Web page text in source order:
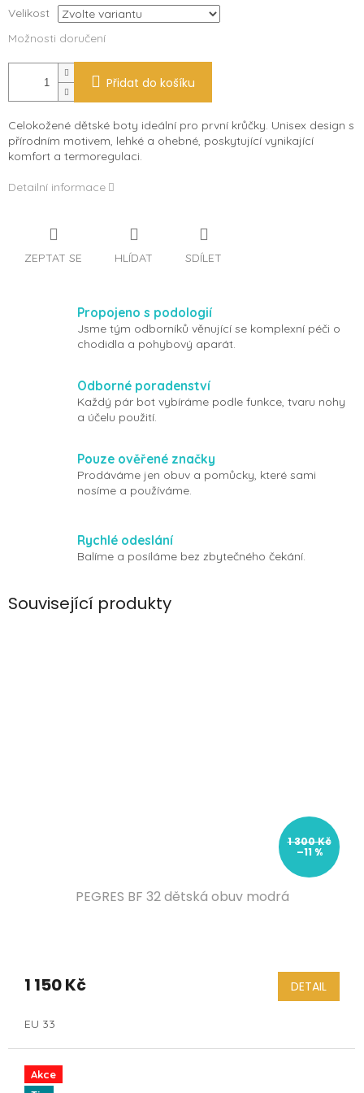
Velikost
Možnosti doručení
Přidat do košíku
Celokožené dětské boty ideální pro první krůčky. Unisex design s
přírodním motivem, lehké a ohebné, poskytující vynikající
komfort a termoregulaci.
Detailní informace
ZEPTAT SE HLÍDAT SDÍLET
Propojeno s podologií
Jsme tým odborníků věnující se komplexní péči o
chodidla a pohybový aparát.
Odborné poradenství
Každý pár bot vybíráme podle funkce, tvaru nohy
a účelu použití.
Pouze ověřené značky
Prodáváme jen obuv a pomůcky, které sami
nosíme a používáme.
Rychlé odeslání
Balíme a posíláme bez zbytečného čekání.
Související produkty
1 300 Kč
–11 %
PEGRES BF 32 dětská obuv modrá
1 150 Kč DETAIL
EU 33
Akce